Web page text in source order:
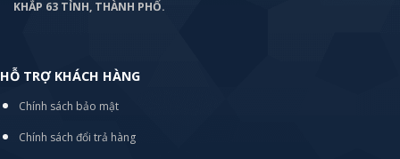
KHẮP 63 TỈNH, THÀNH PHỐ.
HỖ TRỢ KHÁCH HÀNG
Chính sách bảo mật
Chính sách đổi trả hàng